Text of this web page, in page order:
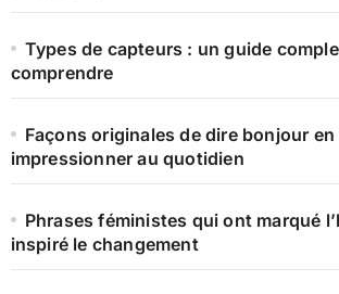
Types de capteurs : un guide
comprendre
Façons originales de dire bonjour
impressionner au quotidien
Phrases féministes qui ont marqué
inspiré le changement